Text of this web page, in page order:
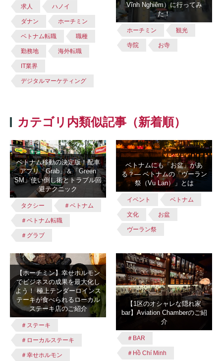
求人 ハノイ
ダナン ホーチミン
ベトナム転職 職種
勤務地 海外転職
IT業界
デジタルマーケティング
Vĩnh Nghiêm）に行ってみ
た！
ホーチミン 観光
寺院 お寺
カテゴリ内類似記事（新着順）
ベトナム移動の決定版！配車
アプリ「Grab」＆「Green
SM」使い倒し術とトラブル回
避テクニック
タクシー ＃ベトナム
＃ベトナム転職
＃グラブ
ベトナムにも「お盆」があ
る？― ベトナムの「ヴーラン
祭（Vu Lan）」とは
イベント ベトナム
文化 お盆
ヴーラン祭
【ホーチミン】幸せホルモン
でビジネスの成果を最大化し
よう！ 極上テンダーロインス
テーキが食べられるローカル
ステーキ店のご紹介
＃ステーキ
＃ローカルステーキ
＃幸せホルモン
【1区のオシャレな隠れ家
bar】Aviation Chamberのご紹
介
＃BAR
＃Hồ Chí Minh